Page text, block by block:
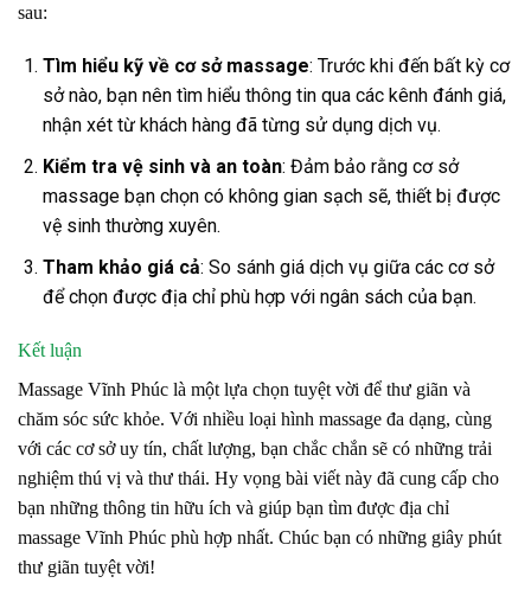
sau:
Tìm hiểu kỹ về cơ sở massage: Trước khi đến bất kỳ cơ
sở nào, bạn nên tìm hiểu thông tin qua các kênh đánh giá,
nhận xét từ khách hàng đã từng sử dụng dịch vụ.
Kiểm tra vệ sinh và an toàn: Đảm bảo rằng cơ sở
massage bạn chọn có không gian sạch sẽ, thiết bị được
vệ sinh thường xuyên.
Tham khảo giá cả: So sánh giá dịch vụ giữa các cơ sở
để chọn được địa chỉ phù hợp với ngân sách của bạn.
Kết luận
Massage Vĩnh Phúc là một lựa chọn tuyệt vời để thư giãn và
chăm sóc sức khỏe. Với nhiều loại hình massage đa dạng, cùng
với các cơ sở uy tín, chất lượng, bạn chắc chắn sẽ có những trải
nghiệm thú vị và thư thái. Hy vọng bài viết này đã cung cấp cho
bạn những thông tin hữu ích và giúp bạn tìm được địa chỉ
massage Vĩnh Phúc phù hợp nhất. Chúc bạn có những giây phút
thư giãn tuyệt vời!